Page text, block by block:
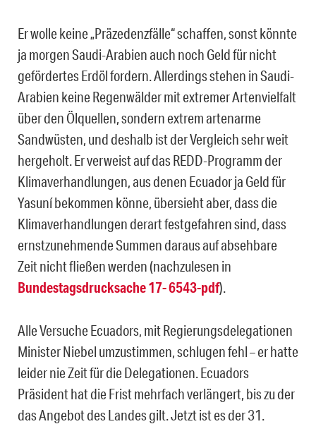
Er wolle keine „Präzedenzfälle“ schaffen, sonst könnte
ja morgen Saudi-Arabien auch noch Geld für nicht
gefördertes Erdöl fordern. Allerdings stehen in Saudi-
Arabien keine Regenwälder mit extremer Artenvielfalt
über den Ölquellen, sondern extrem artenarme
Sandwüsten, und deshalb ist der Vergleich sehr weit
hergeholt. Er verweist auf das REDD-Programm der
Klimaverhandlungen, aus denen Ecuador ja Geld für
Yasuní bekommen könne, übersieht aber, dass die
Klimaverhandlungen derart festgefahren sind, dass
ernstzunehmende Summen daraus auf absehbare
Zeit nicht fließen werden (nachzulesen in
Bundestagsdrucksache 17- 6543-pdf).
Alle Versuche Ecuadors, mit Regierungsdelegationen
Minister Niebel umzustimmen, schlugen fehl – er hatte
leider nie Zeit für die Delegationen. Ecuadors
Präsident hat die Frist mehrfach verlängert, bis zu der
das Angebot des Landes gilt. Jetzt ist es der 31.